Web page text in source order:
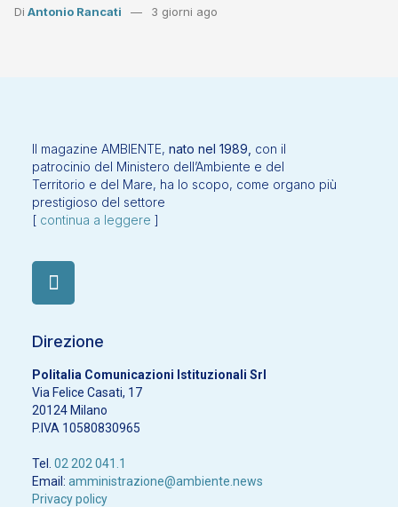
Di Antonio Rancati 3 giorni ago
Il magazine AMBIENTE, nato nel 1989, con il
patrocinio del Ministero dell’Ambiente e del
Territorio e del Mare, ha lo scopo, come organo più
prestigioso del settore
[ continua a leggere ]
Direzione
Politalia Comunicazioni Istituzionali Srl
Via Felice Casati, 17
20124 Milano
P.IVA 10580830965
Tel. 02 202 041.1
Email: amministrazione@ambiente.news
Privacy policy